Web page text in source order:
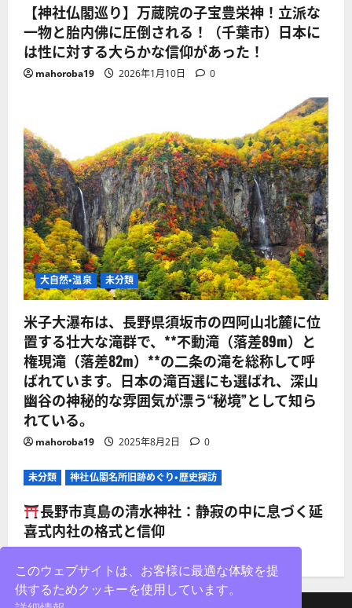
【神社仏閣巡り】万蔵院の子宝豊栄神！立派な
一物と胎内佛に圧倒される！（千葉市）日本に
は性に対する大らかな信仰があった！
mahoroba19 2026年1月10日 0
大自然・温泉 未分類
米子大瀑布は、長野県須坂市の四阿山北麓に位
置する壮大な滝群で、**不動滝（落差89m）と
権現滝（落差82m）**の二条の滝を総称して呼
ばれています。日本の滝百選にも選ばれ、深山
幽谷の神秘的な雰囲気が漂う“秘境”として知ら
れている。
mahoroba19 2025年8月2日 0
未分類 神社仏閣名所旧跡めぐり・歴史探訪
長野市真島の清水神社：静寂の中に息づく延
喜式内社の格式と信仰
このウェブサイトは、お客様に最適な体験を提
供するためクッキーを使用しています。